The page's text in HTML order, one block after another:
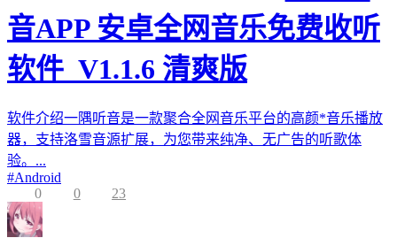
音APP 安卓全网音乐免费收听
软件_V1.1.6 清爽版
软件介绍一隅听音是一款聚合全网音乐平台的高颜*音乐播放
器，支持洛雪音源扩展，为您带来纯净、无广告的听歌体
验。...
#Android
0
0 23